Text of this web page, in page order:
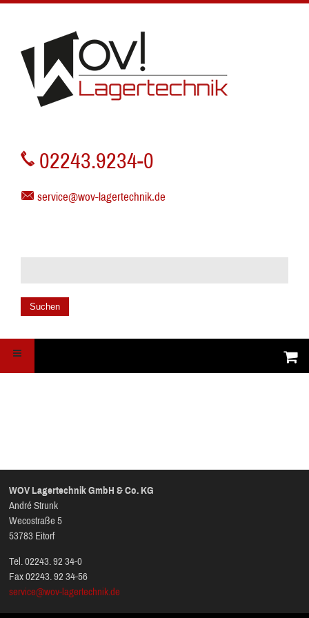
02243.9234-0
service@wov-lagertechnik.de
Suchen
WOV Lagertechnik GmbH & Co. KG
André Strunk
Wecostraße 5
53783 Eitorf
Tel. 02243. 92 34-0
Fax 02243. 92 34-56
service@wov-lagertechnik.de